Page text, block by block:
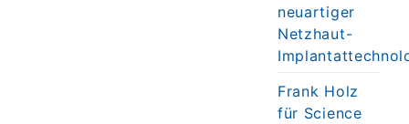
neuartiger
Netzhaut-
Frank Holz
für Science